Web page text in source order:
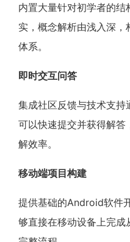
内置大量针对初学者的
实，概念解析由浅入深
体系。
即时交互问答
集成社区反馈与技术支持
可以快速提交并获得解答
解效率。
移动端项目构建
提供基础的Android软件
够直接在移动设备上完成